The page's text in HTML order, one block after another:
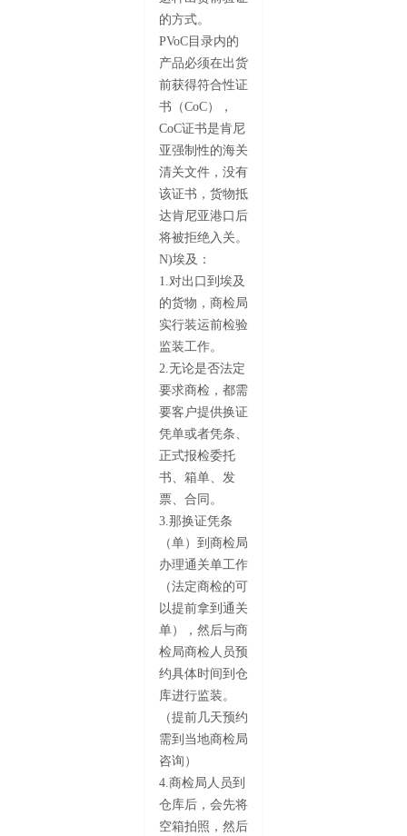
的方式。
PVoC目录内的
产品必须在出货
前获得符合性证
书（CoC），
CoC证书是肯尼
亚强制性的海关
清关文件，没有
该证书，货物抵
达肯尼亚港口后
将被拒绝入关。
N)埃及：
1.对出口到埃及
的货物，商检局
实行装运前检验
监装工作。
2.无论是否法定
要求商检，都需
要客户提供换证
凭单或者凭条、
正式报检委托
书、箱单、发
票、合同。
3.那换证凭条
（单）到商检局
办理通关单工作
（法定商检的可
以提前拿到通关
单），然后与商
检局商检人员预
约具体时间到仓
库进行监装。
（提前几天预约
需到当地商检局
咨询）
4.商检局人员到
仓库后，会先将
空箱拍照，然后